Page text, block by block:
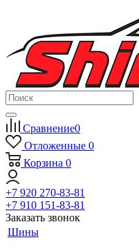
Сравнение0
Отложенные 0
Корзина 0
+7 920 270-83-81
+7 910 151-83-81
Заказать звонок
Шины